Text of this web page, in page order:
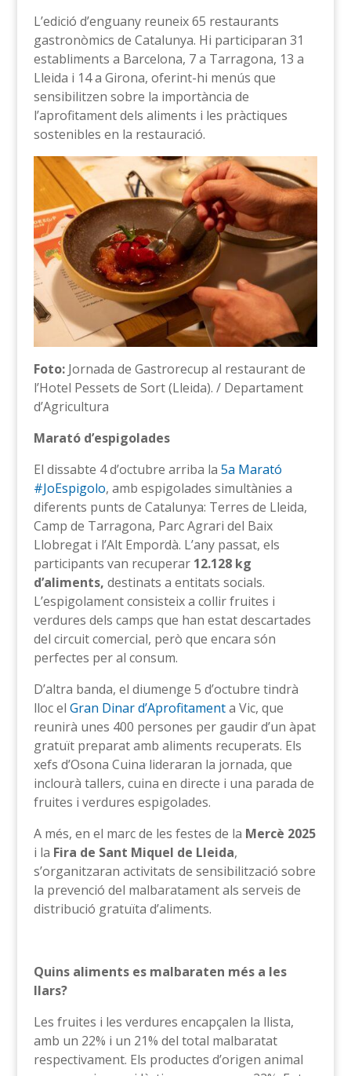
L’edició d’enguany reuneix 65 restaurants
gastronòmics de Catalunya. Hi participaran 31
establiments a Barcelona, 7 a Tarragona, 13 a
Lleida i 14 a Girona, oferint-hi menús que
sensibilitzen sobre la importància de
l’aprofitament dels aliments i les pràctiques
sostenibles en la restauració.
Foto:Jornada de Gastrorecup al restaurant de
l’Hotel Pessets de Sort (Lleida). / Departament
d’Agricultura
Marató d’espigolades
El dissabte 4 d’octubre arriba la 5a Marató
#JoEspigolo, amb espigolades simultànies a
diferents punts de Catalunya: Terres de Lleida,
Camp de Tarragona, Parc Agrari del Baix
Llobregat i l’Alt Empordà. L’any passat, els
participants van recuperar 12.128 kg
d’aliments, destinats a entitats socials.
L’espigolament consisteix a collir fruites i
verdures dels camps que han estat descartades
del circuit comercial, però que encara són
perfectes per al consum.
D’altra banda, el diumenge 5 d’octubre tindrà
lloc el Gran Dinar d’Aprofitamenta Vic, que
reunirà unes 400 persones per gaudir d’un àpat
gratuït preparat amb aliments recuperats. Els
xefs d’Osona Cuina lideraran la jornada, que
inclourà tallers, cuina en directe i una parada de
fruites i verdures espigolades.
A més, en el marc de les festes de la Mercè 2025
i la Fira de Sant Miquel de Lleida,
s’organitzaran activitats de sensibilització sobre
la prevenció del malbaratament als serveis de
distribució gratuïta d’aliments.
Quins aliments es malbaraten més a les
llars?
Les fruites i les verdures encapçalen la llista,
amb un 22% i un 21% del total malbaratat
respectivament. Els productes d’origen animal